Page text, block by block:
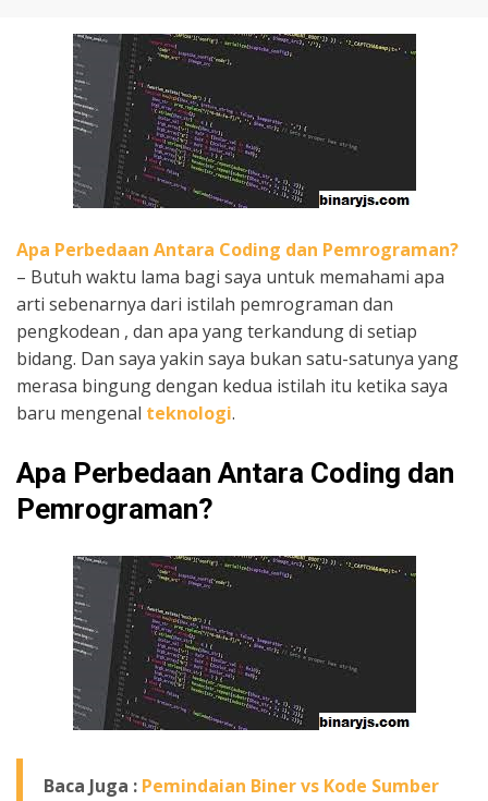
Apa Perbedaan Antara Coding dan Pemrograman?
– Butuh waktu lama bagi saya untuk memahami apa
arti sebenarnya dari istilah pemrograman dan
pengkodean , dan apa yang terkandung di setiap
bidang. Dan saya yakin saya bukan satu-satunya yang
merasa bingung dengan kedua istilah itu ketika saya
baru mengenal teknologi.
Apa Perbedaan Antara Coding dan
Pemrograman?
Baca Juga : Pemindaian Biner vs Kode Sumber